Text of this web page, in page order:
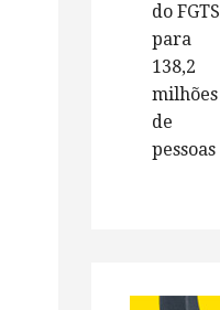
do FGTS
para
138,2
milhões
de
pessoas